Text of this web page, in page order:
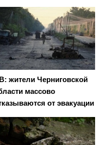
жители Черниговской
массово
от эвакуации